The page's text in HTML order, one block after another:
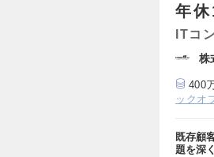
年
ITコ
株
400
ックオ
既存顧
題を深